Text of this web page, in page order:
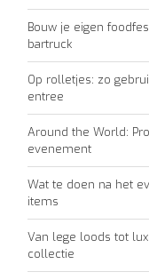
Bouw je eigen
bartruck
Op rolletjes: zo
entree
Around the World:
evenement
Wat te doen na het
items
Van lege loods tot
collectie